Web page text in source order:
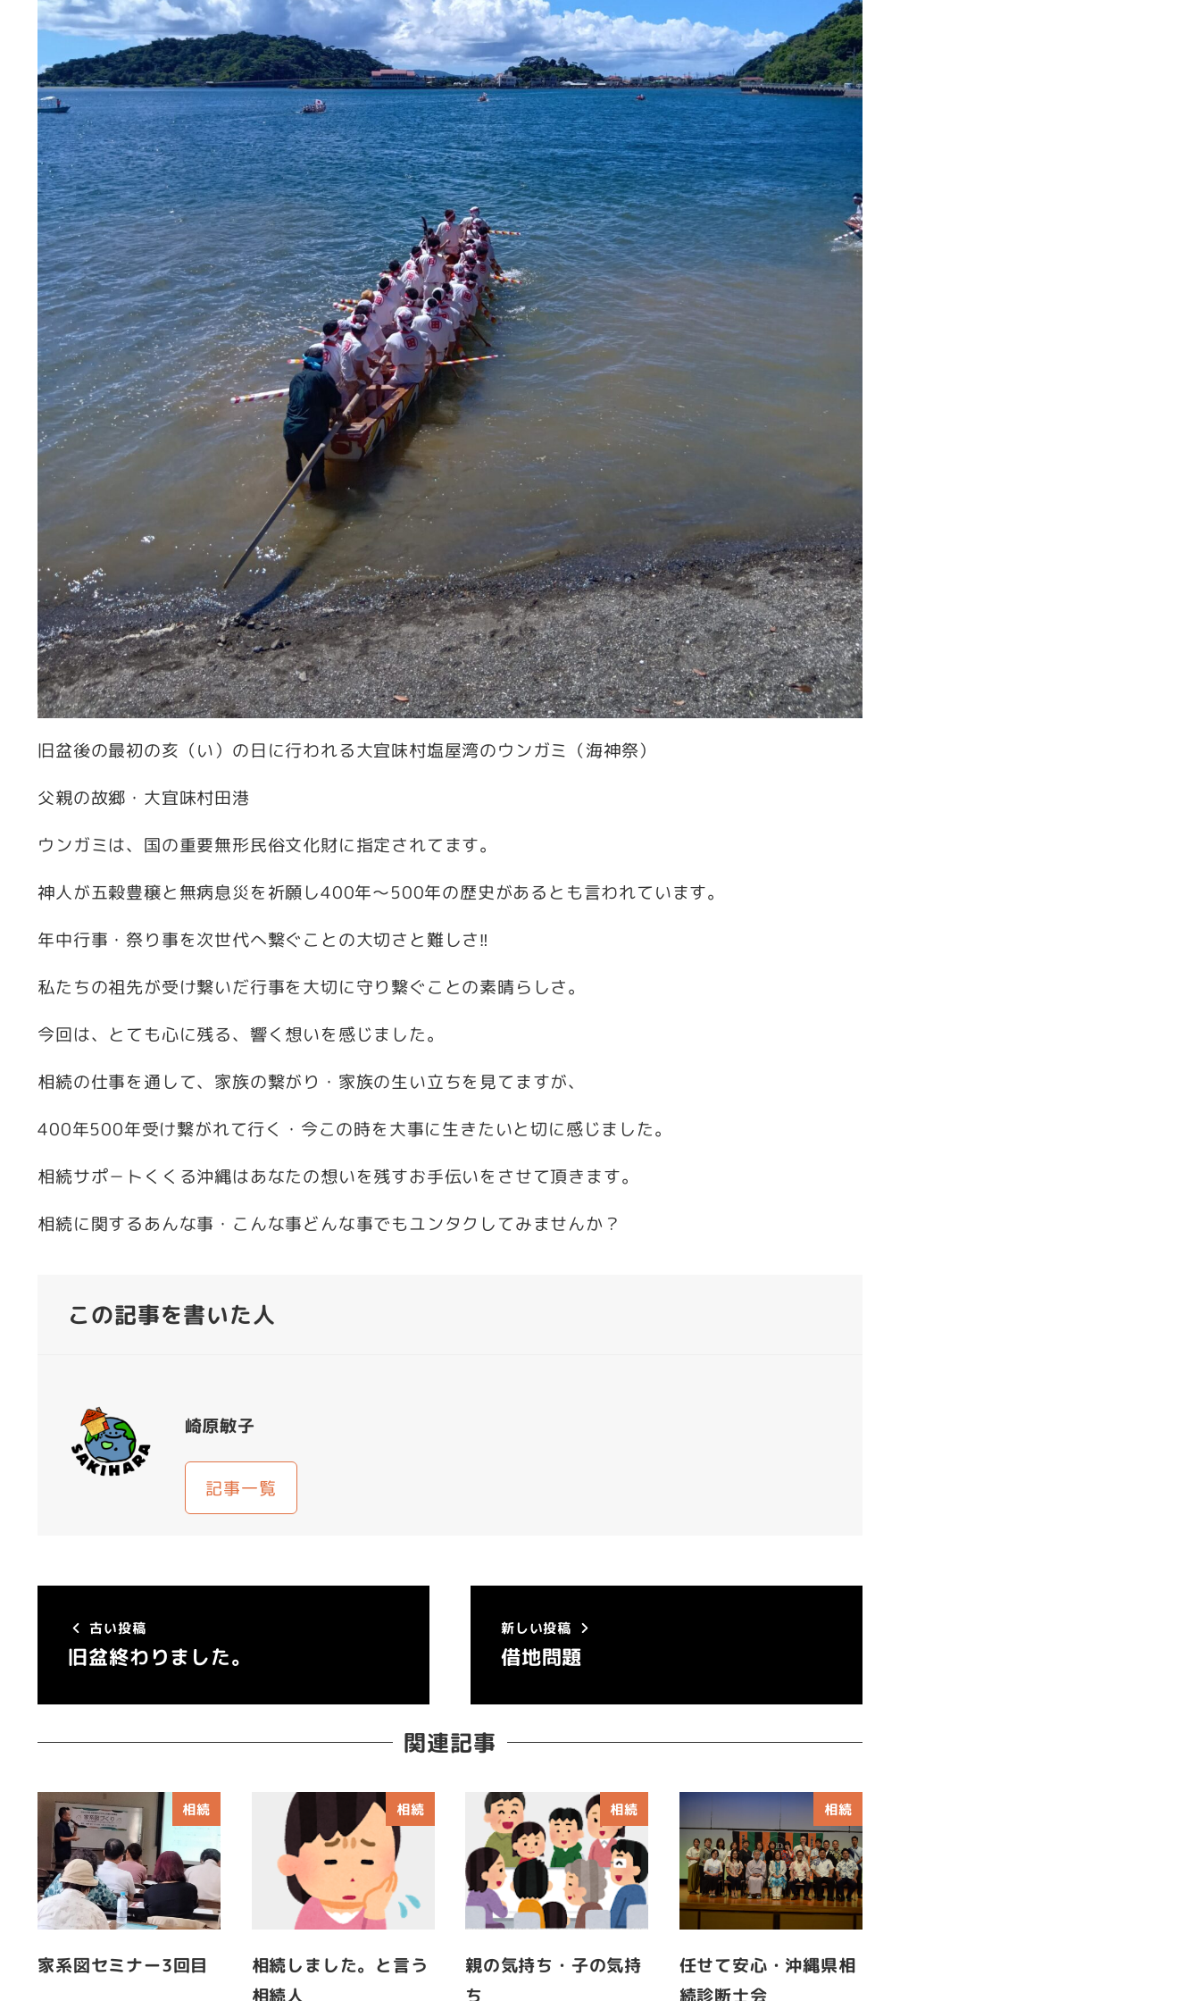
旧盆後の最初の亥（い）の日に行われる大宜味村塩屋湾のウンガミ（海神祭）
父親の故郷・大宜味村田港
ウンガミは、国の重要無形民俗文化財に指定されてます。
神人が五穀豊穣と無病息災を祈願し400年～500年の歴史があるとも言われています。
年中行事・祭り事を次世代へ繋ぐことの大切さと難しさ‼
私たちの祖先が受け繋いだ行事を大切に守り繋ぐことの素晴らしさ。
今回は、とても心に残る、響く想いを感じました。
相続の仕事を通して、家族の繋がり・家族の生い立ちを見てますが、
400年500年受け繋がれて行く・今この時を大事に生きたいと切に感じました。
相続サポ－トくくる沖縄はあなたの想いを残すお手伝いをさせて頂きます。
相続に関するあんな事・こんな事どんな事でもユンタクしてみませんか？
この記事を書いた人
崎原敏子
記事一覧
古い投稿
旧盆終わりました。
新しい投稿
借地問題
関連記事
相続
家系図セミナー3回目
相続
相続しました。と言う
相続人
相続
親の気持ち・子の気持
ち
相続
任せて安心・沖縄県相
続診断士会